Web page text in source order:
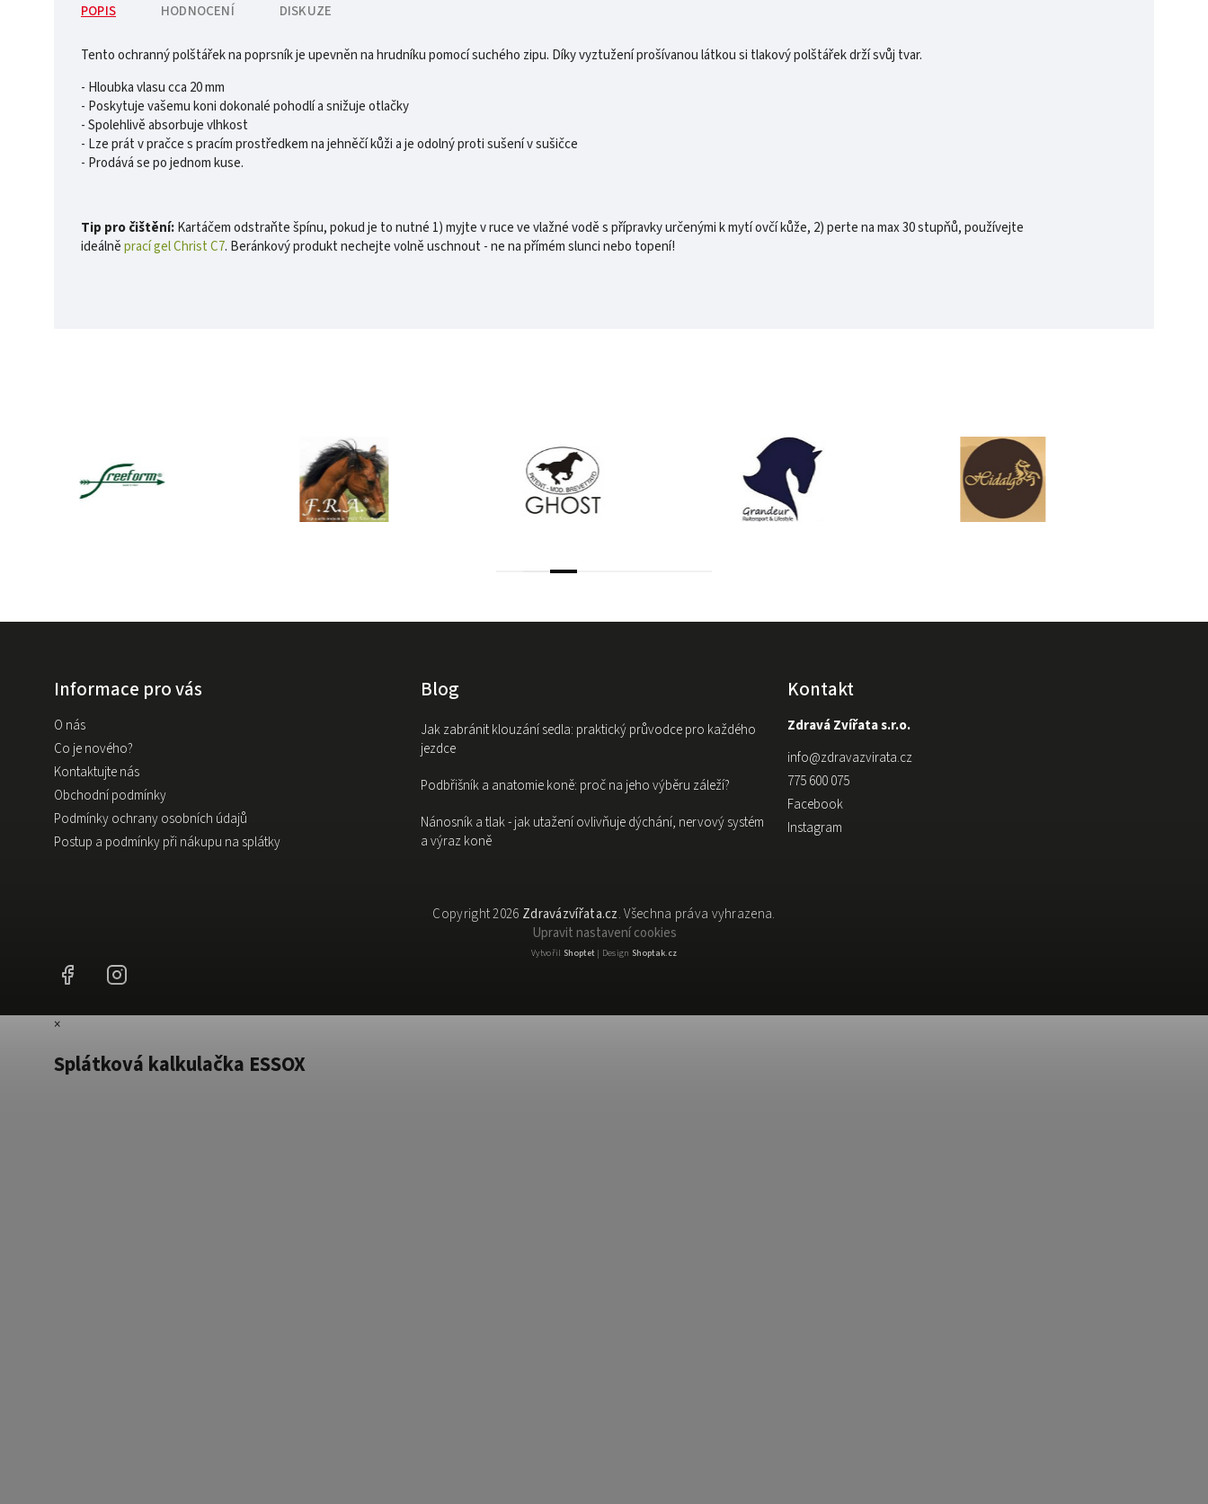
POPIS HODNOCENÍ DISKUZE
Tento ochranný polštářek na poprsník je upevněn na hrudníku pomocí suchého zipu. Díky vyztužení prošívanou látkou si tlakový polštářek drží svůj tvar.
- Hloubka vlasu cca 20 mm
- Poskytuje vašemu koni dokonalé pohodlí a snižuje otlačky
- Spolehlivě absorbuje vlhkost
- Lze prát v pračce s pracím prostředkem na jehněčí kůži a je odolný proti sušení v sušičce
- Prodává se po jednom kuse.
Tip pro čištění:Kartáčem odstraňte špínu, pokud je to nutné 1) myjte v ruce ve vlažné vodě s přípravky určenými k mytí ovčí kůže, 2) perte na max 30 stupňů, používejte
ideálněprací gel Christ C7. Beránkový produkt nechejte volně uschnout - ne na přímém slunci nebo topení!
Informace pro vás
O nás
Co je nového?
Kontaktujte nás
Obchodní podmínky
Podmínky ochrany osobních údajů
Postup a podmínky při nákupu na splátky
Blog
Jak zabránit klouzání sedla: praktický průvodce pro každého
jezdce
Podbřišník a anatomie koně: proč na jeho výběru záleží?
Nánosník a tlak - jak utažení ovlivňuje dýchání, nervový systém
a výraz koně
Kontakt
Zdravá Zvířata s.r.o.
info@zdravazvirata.cz
775 600 075
Facebook
Instagram
Copyright 2026 Zdravázvířata.cz. Všechna práva vyhrazena.
Upravit nastavení cookies
Vytvořil Shoptet| Design Shoptak.cz
Facebook
×
Splátková kalkulačka ESSOX